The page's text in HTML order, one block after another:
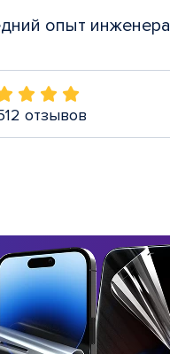
опыт инженера
отзывов